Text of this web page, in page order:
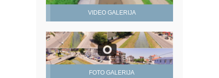
VIDEO GALERIJA
FOTO GALERIJA